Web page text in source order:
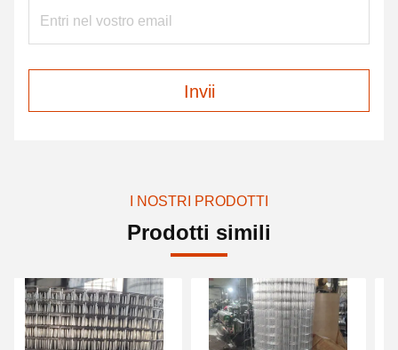
Invii
I NOSTRI PRODOTTI
Prodotti simili